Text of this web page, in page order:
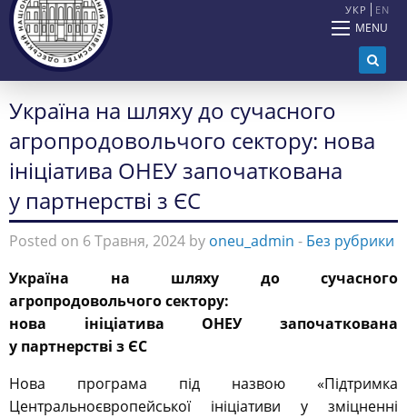
УКР EN
MENU
Україна на шляху до сучасного
агропродовольчого сектору: нова
ініціатива ОНЕУ започаткована
у партнерстві з ЄС
Posted on 6 Травня, 2024 by oneu_admin - Без рубрики
Україна на шляху до сучасного
агропродовольчого сектору:
нова ініціатива ОНЕУ започаткована
у партнерстві з ЄС
Нова програма під назвою «Підтримка
Центральноєвропейської ініціативи у зміцненні